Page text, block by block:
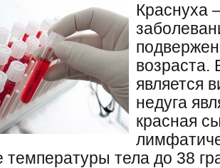
Краснуха
возраста.
является
недуга
красная
тела до 38